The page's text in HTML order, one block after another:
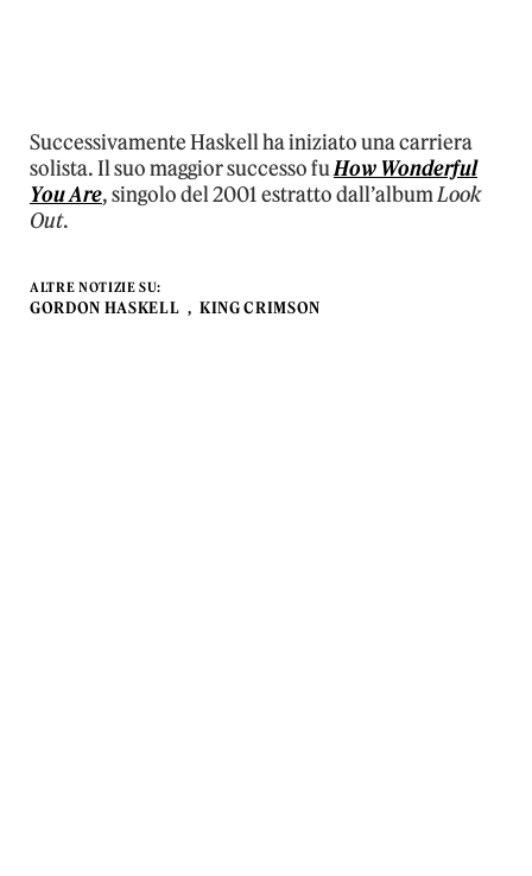
Successivamente Haskell ha iniziato una carriera
solista. Il suo maggior successo fuHow Wonderful
You Are, singolo del 2001 estratto dall’albumLook
Out.
ALTRE NOTIZIE SU:
GORDON HASKELL KING CRIMSON